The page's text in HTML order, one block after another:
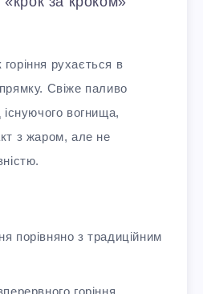
рухається в
Свіже паливо
вогнища,
з жаром, але не
порівняно з традиційним
горіння